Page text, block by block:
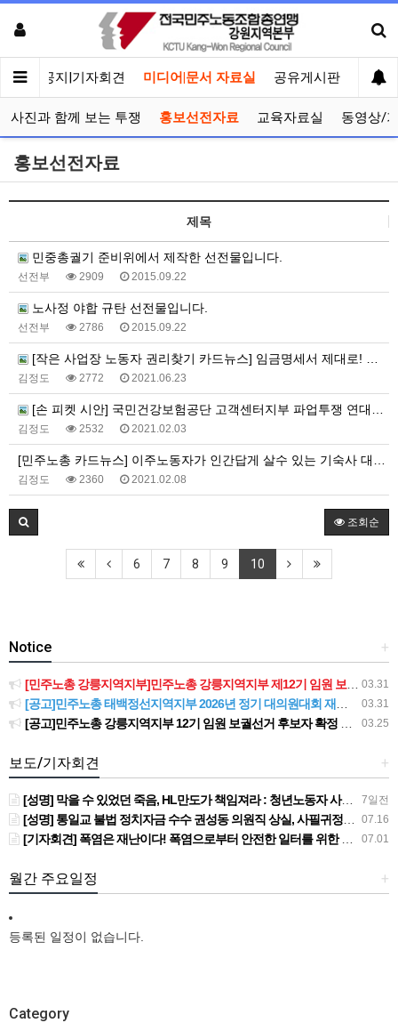
인 공지|기자회견 미디어|문서 자료실 공유게시판 선거
사진과 함께 보는 투쟁 홍보선전자료 교육자료실 동영상/
홍보선전자료
제목
민중총궐기 준비위에서 제작한 선전물입니다.
선전부 2909 2015.09.22
노사정 야합 규탄 선전물입니다.
선전부 2786 2015.09.22
[작은 사업장 노동자 권리찾기 카드뉴스] 임금명세서 제대로! 일한 만큼 제대로!
김정도 2772 2021.06.23
[손 피켓 시안] 국민건강보험공단 고객센터지부 파업투쟁 연대지침
김정도 2532 2021.02.03
김정도 2360 2021.02.08
조회순
6 7 8 9 10
+
Notice
03.31
[민주노총 강릉지역지부]민주노총 강릉지역지부 제12기 임원 보궐선거결과 공고
03.31
[공고]민주노총 태백정선지역지부 2026년 정기 대의원대회 재소집 건
03.25
[공고]민주노총 강릉지역지부 12기 임원 보궐선거 후보자 확정 공고
+
보도/기자회견
7일전
[성명] 막을 수 있었던 죽음, HL만도가 책임져라 : 청년노동자 사망사고의 철저한 진상규명과 재발방지 대책 마련하라
07.16
[성명] 통일교 불법 정치자금 수수 권성동 의원직 상실, 사필귀정이다
07.01
[기자회견] 폭염은 재난이다! 폭염으로부터 안전한 일터를 위한 민주노총 강원지역본부 폭염감시단 선포 기자회견
+
월간 주요일정
등록된 일정이 없습니다.
Category